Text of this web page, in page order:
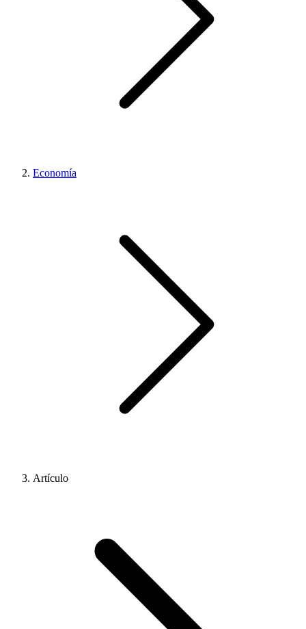
Economía
Artículo